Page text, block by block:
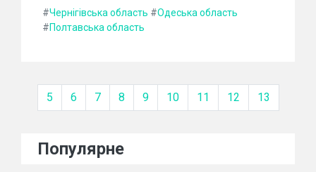
#Чернігівська область #Одеська область
#Полтавська область
5 6 7 8 9 10 11 12 13
Популярне